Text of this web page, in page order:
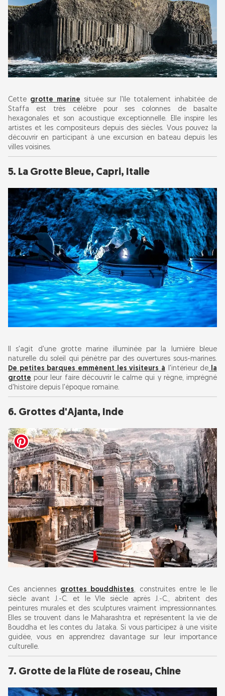
Cette grotte marine située sur l'île totalement inhabitée de
Staffa est très célèbre pour ses colonnes de basalte
hexagonales et son acoustique exceptionnelle. Elle inspire les
artistes et les compositeurs depuis des siècles. Vous pouvez la
découvrir en participant à une excursion en bateau depuis les
villes voisines.
5. La Grotte Bleue, Capri, Italie
Il s'agit d'une grotte marine illuminée par la lumière bleue
naturelle du soleil qui pénètre par des ouvertures sous-marines.
De petites barques emmènent les visiteurs à l'intérieur de la
grotte pour leur faire découvrir le calme qui y règne, imprégné
d'histoire depuis l'époque romaine.
6. Grottes d'Ajanta, Inde
Ces anciennes grottes bouddhistes, construites entre le IIe
siècle avant J.-C. et le VIe siècle après J.-C., abritent des
peintures murales et des sculptures vraiment impressionnantes.
Elles se trouvent dans le Maharashtra et représentent la vie de
Bouddha et les contes du Jataka. Si vous participez à une visite
guidée, vous en apprendrez davantage sur leur importance
culturelle.
7. Grotte de la Flûte de roseau, Chine